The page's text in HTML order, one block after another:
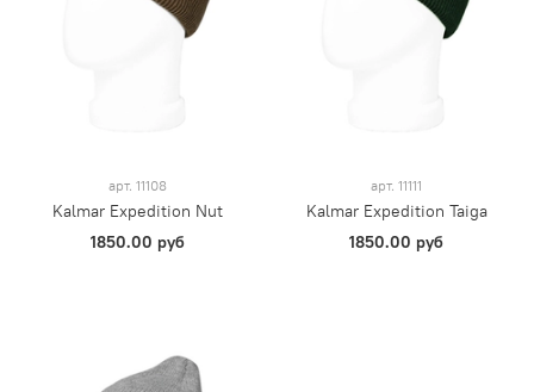
арт. 11108
Kalmar Expedition Nut
1850.00 руб
арт. 11111
Kalmar Expedition Taiga
1850.00 руб